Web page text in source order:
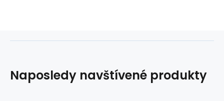
Naposledy navštívené produkty